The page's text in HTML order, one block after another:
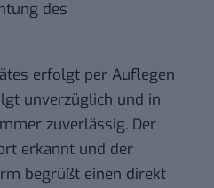
erfolgt per Auflegen
unverzüglich und in
zuverlässig. Der
erkannt und der
begrüßt einen direkt